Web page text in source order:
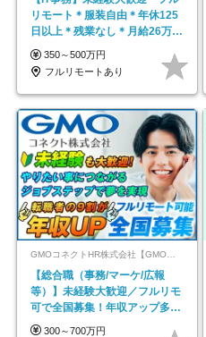
リモート＊服装自由＊年休125
日以上＊残業なし＊月給26万円
以上
350～500万円
フルリモートあり
GMOコネクトHR株式会社【GMOインターネットグループ】
【総合職（事務/マーケ/広報
等）】未経験大歓迎／フルリモ
可で全国募集！年収アップ多数
★年休最大130日★
300～700万円